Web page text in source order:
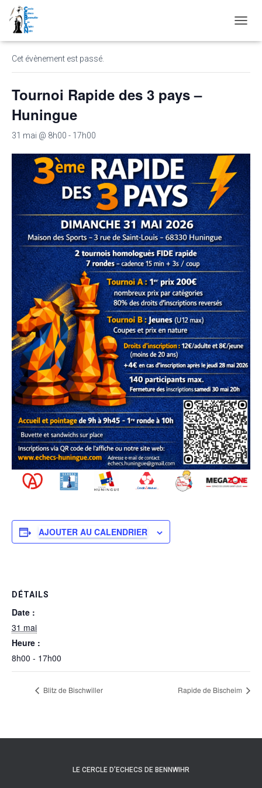
É
I
V
G
A
T
I
O
N
« Tous les Évènements
Cet évènement est passé.
Tournoi Rapide des 3 pays –
Huningue
31 mai @ 8h00 - 17h00
AJOUTER AU CALENDRIER
DÉTAILS
Date :
31 mai
Heure :
8h00 - 17h00
Blitz de Bischwiller Rapide de Bischeim
LE CERCLE D’ECHECS DE BENNWIHR